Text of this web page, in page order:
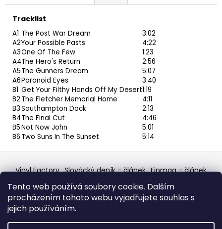
Tento web používá soubory cookie. Dalším
procházením tohoto webu vyjadřujete souhlas s
jejich používáním.
Tracklist
A1 The Post War Dream
3:02
A2Your Possible Pasts
4:22
A3One Of The Few
1:23
A4The Hero's Return
2:56
A5The Gunners Dream
5:07
A6Paranoid Eyes
3:40
B1 Get Your Filthy Hands Off My Desert1:19
B2 The Fletcher Memorial Home
4:11
B3Southampton Dock
2:13
B4The Final Cut
4:46
B5Not Now John
5:01
B6 Two Suns In The Sunset 5:14
Z
á Vinyl Factory Slovácký deník - článek Finmag - článek
Discogs Profile Facebook výběr z hroznů
Top prodejce mincí Aukro